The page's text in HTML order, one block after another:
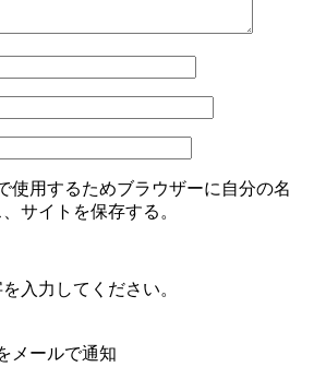
使用するためブラウザーに自分の名
サイトを保存する。
入力してください。
メールで通知